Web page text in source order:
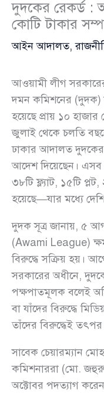
দুদকের রেকর্ড :
কোটি টাকার
আইন আদালত,
আওয়ামী লীগ সরকারের
দমন কমিশনের (দুদক)
হয়েছে প্রায় ১০
জুলাই থেকে চলতি
ঢাকার আদালত দুদকের
আদেশ দিয়েছেন।
৩৮টি ফ্ল্যাট, ১৫টি
হয়েছে—যার মধ্যে
দুদক সূত্র জানায়, ৫
(Awami League)
বিরুদ্ধে সক্রিয় হয়।
সরকারের অধীনে,
পক্ষপাতমূলক বলেই
বা যাঁদের বিরুদ্ধে
তাঁদের বিরুদ্ধেই
সাবেক চেয়ারম্যান
কমিশনাররা (মো.
অক্টোবর পদত্যাগ